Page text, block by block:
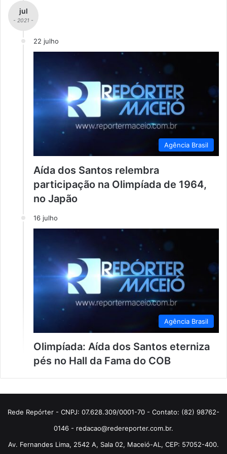
jul
- 2021 -
22 julho
Agência Brasil
Aída dos Santos relembra
participação na Olimpíada de 1964,
no Japão
16 julho
Agência Brasil
Olimpíada: Aída dos Santos eterniza
pés no Hall da Fama do COB
Rede Repórter - CNPJ: 07.628.309/0001-70 - Contato: (82) 98762-
0146 - redacao@redereporter.com.br.
Av. Fernandes Lima, 2542 A, Sala 02, Maceió-AL, CEP: 57052-400.